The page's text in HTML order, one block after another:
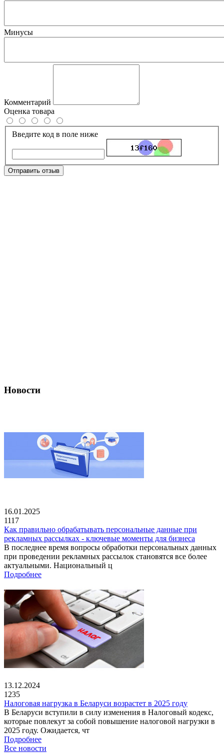
Минусы
Комментарий
Оценка товара
Введите код в поле ниже
Отправить отзыв
Новости
16.01.2025
1117
Как правильно обрабатывать персональные данные при
рекламных рассылках - ключевые моменты для бизнеса
В последнее время вопросы обработки персональных данных
при проведении рекламных рассылок становятся все более
актуальными. Национальный ц
Подробнее
13.12.2024
1235
Налоговая нагрузка в Беларуси возрастет в 2025 году
В Беларуси вступили в силу изменения в Налоговый кодекс,
которые повлекут за собой повышение налоговой нагрузки в
2025 году. Ожидается, чт
Подробнее
Все новости